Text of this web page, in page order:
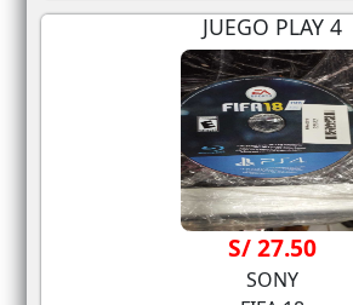
JUEGO PLAY 4
S/ 27.50
SONY